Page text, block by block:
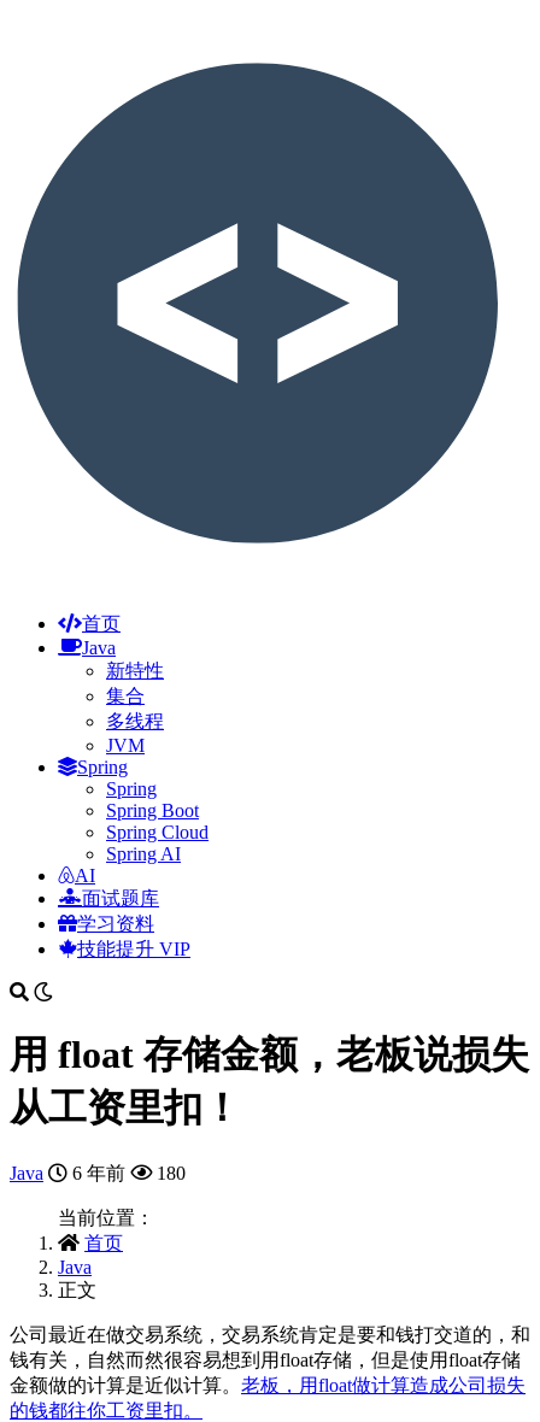
首页
Java
新特性
集合
多线程
JVM
Spring
Spring
Spring Boot
Spring Cloud
Spring AI
AI
面试题库
学习资料
技能提升 VIP
用 float 存储金额，老板说损失
从工资里扣！
Java 6 年前 180
当前位置：
首页
Java
正文
公司最近在做交易系统，交易系统肯定是要和钱打交道的，和
钱有关，自然而然很容易想到用float存储，但是使用float存储
金额做的计算是近似计算。 老板，用float做计算造成公司损失
的钱都往你工资里扣。